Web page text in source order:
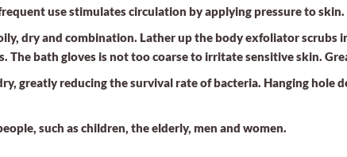
use stimulates circulation by applying pressure to skin.
dry and combination. Lather up the body exfoliator scrubs
The bath gloves is not too coarse to irritate sensitive skin.
greatly reducing the survival rate of bacteria. Hanging hole
such as children, the elderly, men and women.